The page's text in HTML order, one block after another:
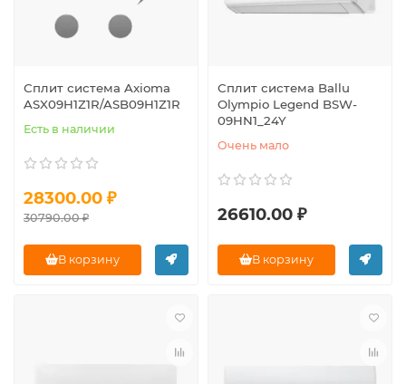
Сплит система Axioma
ASX09H1Z1R/ASB09H1Z1R
Есть в наличии
28300.00 ₽
30790.00 ₽
В корзину
Сплит система Ballu
Olympio Legend BSW-
09HN1_24Y
Очень мало
26610.00 ₽
В корзину